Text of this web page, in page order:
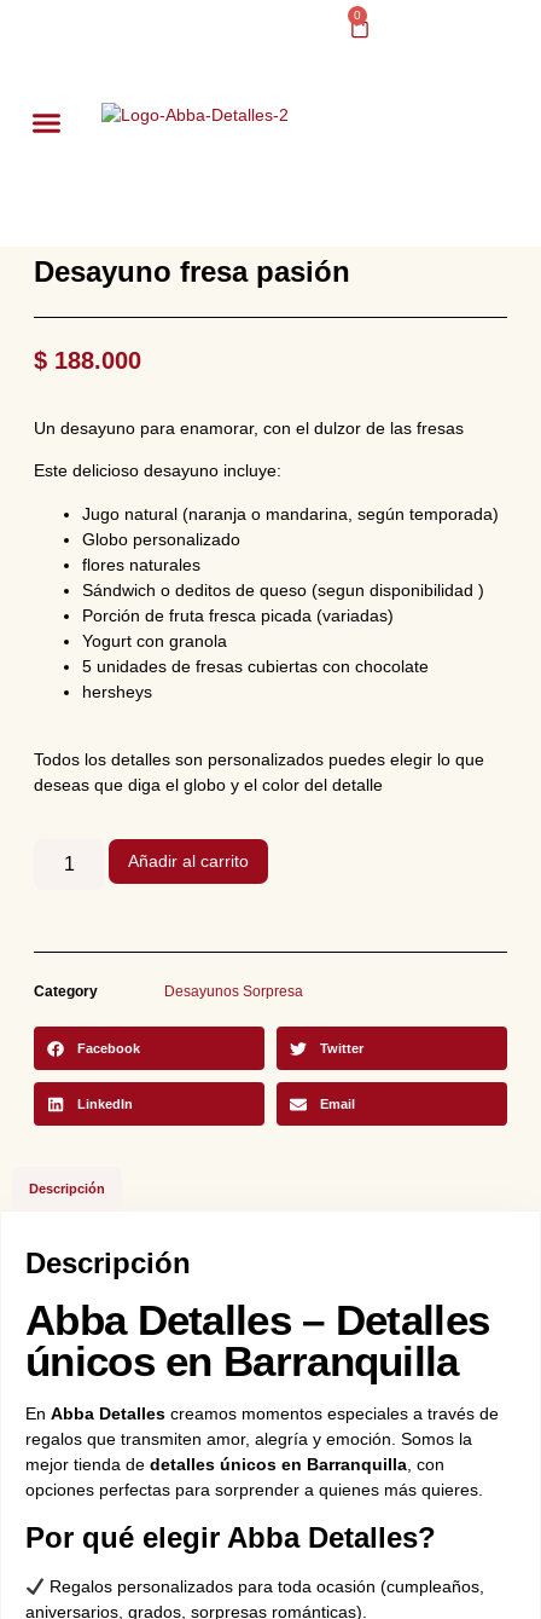
0
Desayuno fresa pasión
$ 188.000
Un desayuno para enamorar, con el dulzor de las fresas
Este delicioso desayuno incluye:
Jugo natural (naranja o mandarina, según temporada)
Globo personalizado
flores naturales
Sándwich o deditos de queso (segun disponibilidad )
Porción de fruta fresca picada (variadas)
Yogurt con granola
5 unidades de fresas cubiertas con chocolate
hersheys
Todos los detalles son personalizados puedes elegir lo que
deseas que diga el globo y el color del detalle
Añadir al carrito
Category Desayunos Sorpresa
Facebook Twitter
LinkedIn Email
Descripción
Descripción
Abba Detalles – Detalles
únicos en Barranquilla
En Abba Detalles creamos momentos especiales a través de
regalos que transmiten amor, alegría y emoción. Somos la
mejor tienda de detalles únicos en Barranquilla , con
opciones perfectas para sorprender a quienes más quieres.
Por qué elegir Abba Detalles?
Regalos personalizados para toda ocasión (cumpleaños,
aniversarios, grados, sorpresas románticas).